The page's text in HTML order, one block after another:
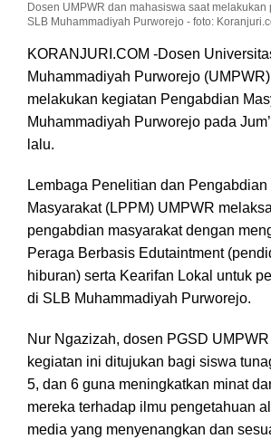
SLB
Dosen UMPWR dan mahasiswa saat
SLB Muhammadiyah Purworejo - foto:
KORANJURI.COM -Dosen
Muhammadiyah Purworejo
melakukan kegiatan Pengabdian
Muhammadiyah Purworejo pada
lalu.
Lembaga Penelitian dan Pengabdian
Masyarakat (LPPM) UMPWR
pengabdian masyarakat dengan
Peraga Berbasis Edutaintment
hiburan) serta Kearifan Lokal untuk
di SLB Muhammadiyah Purworejo.
Nur Ngazizah, dosen PGSD
kegiatan ini ditujukan bagi siswa
5, dan 6 guna meningkatkan minat
mereka terhadap ilmu pengetahuan
media yang menyenangkan dan